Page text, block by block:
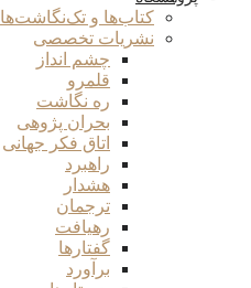
کتاب‌ها و تک‌نگاشت‌ها
نشریات تخصصی
چشم انداز
قلمرو
ره نگاشت
بحران پژوهی
اتاق فکر جهانی
راهبرد
هشدار
ترجمان
رهیافت
گفتارها
برآورد